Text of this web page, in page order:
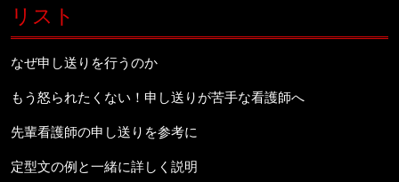
リスト
なぜ申し送りを行うのか
もう怒られたくない！申し送りが苦手な看護師へ
先輩看護師の申し送りを参考に
定型文の例と一緒に詳しく説明